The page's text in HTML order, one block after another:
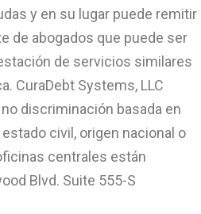
y en su lugar puede remitir
de abogados que puede ser
de servicios similares
CuraDebt Systems, LLC
discriminación basada en
civil, origen nacional o
centrales están
Blvd. Suite 555-S